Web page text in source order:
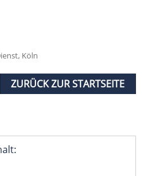
Köln
ZURÜCK ZUR STARTSEITE